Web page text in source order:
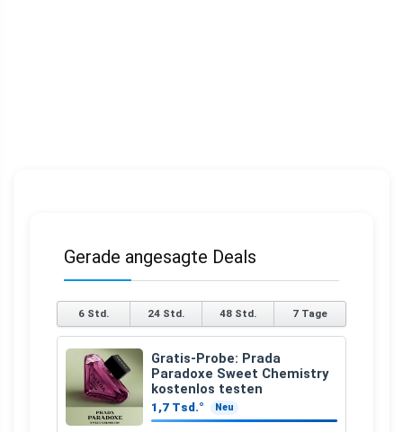
Gerade angesagte Deals
6 Std. 24 Std. 48 Std. 7 Tage
Gratis-Probe: Prada
Paradoxe Sweet Chemistry
kostenlos testen
1,7 Tsd.° Neu